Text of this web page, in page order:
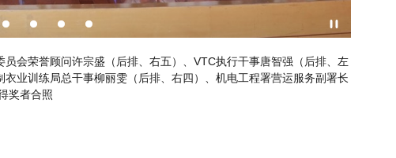
「2024全港少年技能竞赛」透过赛前培训，帮助同学通过实践和应用，培养他